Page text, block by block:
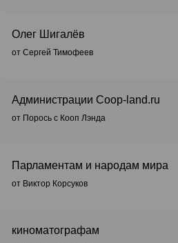
Олег Шигалёв
от Сергей Тимофеев
Администрации Coop-land.ru
от Порось с Кооп Лэнда
Парламентам и народам мира
от Виктор Корсуков
киноматографам